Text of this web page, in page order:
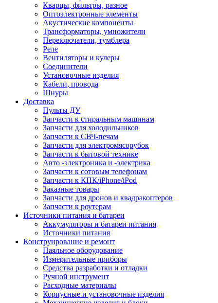
Кварцы, фильтры, разное
Оптоэлектронные элементы
Акустические компоненты
Трансформаторы, умножители
Переключатели, тумблера
Реле
Вентиляторы и кулеры
Соединители
Установочные изделия
Кабели, провода
Шнуры
Доставка
Пульты ДУ
Запчасти к стиральным машинам
Запчасти для холодильников
Запчасти к СВЧ-печам
Запчасти для электромясорубок
Запчасти к бытовой технике
Авто -электроника и -электрика
Запчасти к сотовым телефонам
Запчасти к КПК/iPhone/iPod
Заказные товары
Запчасти для дронов и квадракоптеров
Запчасти к роутерам
Источники питания и батареи
Аккумуляторы и батареи питания
Источники питания
Конструирование и ремонт
Паяльное оборудование
Измерительные приборы
Средства разработки и отладки
Ручной инструмент
Расходные материалы
Корпусные и установочные изделия